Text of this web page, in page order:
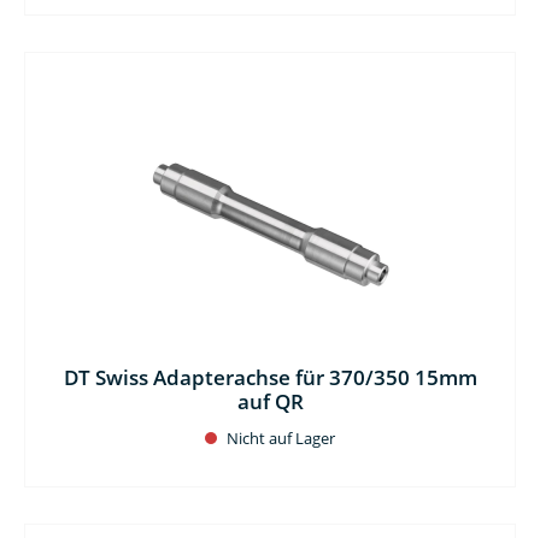
DT Swiss Adapterachse für 370/350 15mm
auf QR
Nicht auf Lager